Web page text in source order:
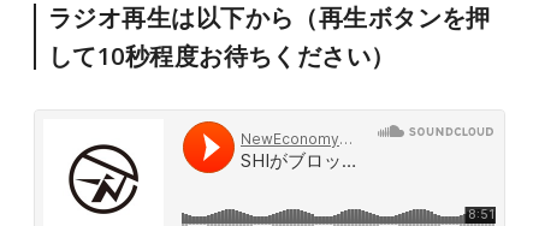
ラジオ再生は以下から（再生ボタンを押
して10秒程度お待ちください）